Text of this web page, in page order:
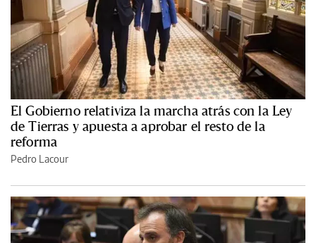
El Gobierno relativiza la marcha atrás con la Ley
de Tierras y apuesta a aprobar el resto de la
reforma
Pedro Lacour